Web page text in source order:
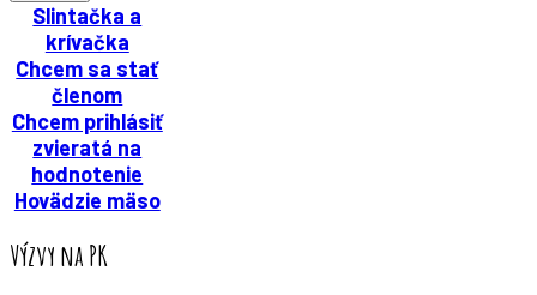
Slintačka a
krívačka
Chcem sa stať
členom
Chcem prihlásiť
zvieratá na
hodnotenie
Hovädzie mäso
Výzvy na PK